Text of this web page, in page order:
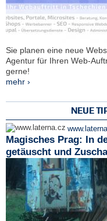
Sie planen eine neue
Agentur für Ihren Web-
gerne!
mehr ›
NEUE
Magisches Prag: In
getäuscht und